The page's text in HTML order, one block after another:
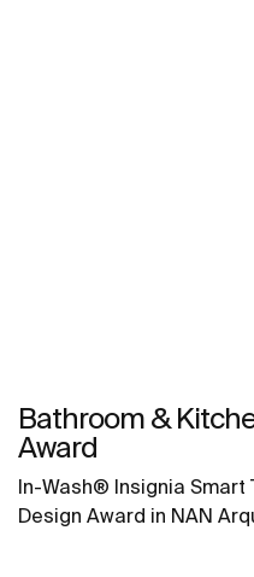
Bathroom &
Award
In-Wash® Insignia Smart
Design Award in NAN